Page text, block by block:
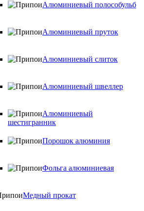
Алюминиевый полособульб
Алюминиевый пруток
Алюминиевый слиток
Алюминиевый швеллер
Алюминиевый
шестигранник
Порошок алюминия
Фольга алюминиевая
Медный прокат